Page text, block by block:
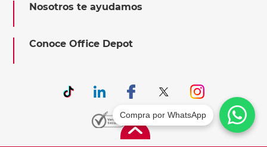
Nosotros te ayudamos
Conoce Office Depot
Compra por WhatsApp